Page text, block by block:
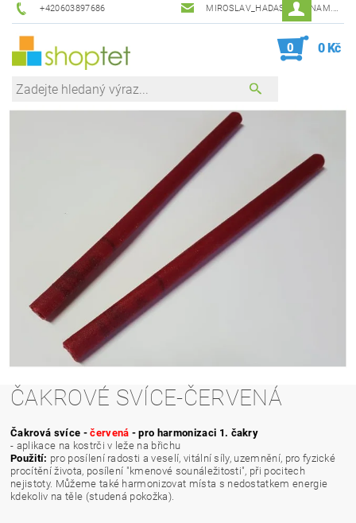
+420603897686 MIROSLAV_HADAS@SEZNAM.CZ
0 0 Kč
ČAKROVÉ SVÍCE-ČERVENÁ
Čakrová svíce -červená - pro harmonizaci 1. čakry
- aplikace na kostrči v leže na břichu
Použití: pro posílení radosti a veselí, vitální síly, uzemnění, pro fyzické
procítění života, posílení "kmenové sounáležitosti", při pocitech
nejistoty. Můžeme také harmonizovat místa s nedostatkem energie
kdekoliv na těle (studená pokožka).